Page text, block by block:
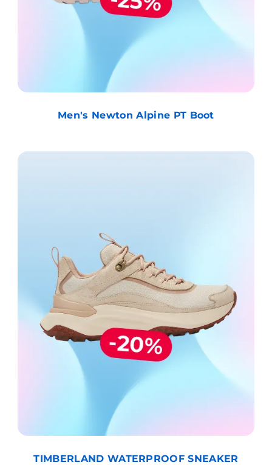
Men's Newton Alpine PT Boot
TIMBERLAND WATERPROOF SNEAKER